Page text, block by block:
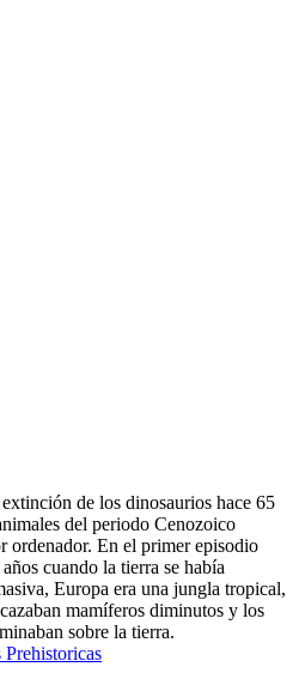
de los dinosaurios hace 65
del periodo Cenozoico
ordenador. En el primer episodio
cuando la tierra se había
Europa era una jungla tropical,
mamíferos diminutos y los
sobre la tierra.